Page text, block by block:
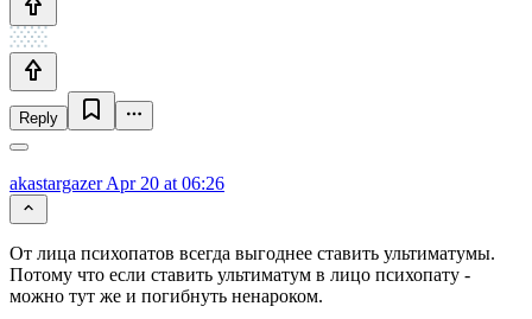
Reply
akastargazerApr 20 at 06:26
От лица психопатов всегда выгоднее ставить ультиматумы.
Потому что если ставить ультиматум в лицо психопату -
можно тут же и погибнуть ненароком.